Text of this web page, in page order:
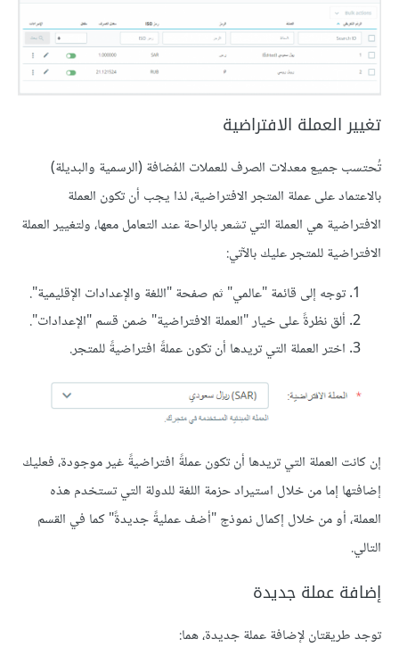
تغيير العملة الافتراضية
تُحتسب جميع معدلات الصرف للعملات المُضافة (الرسمية والبديلة)
بالاعتماد على عملة المتجر الافتراضية، لذا يجب أن تكون العملة
الافتراضية هي العملة التي تشعر بالراحة عند التعامل معها، ولتغيير العملة
الافتراضية للمتجر عليك بالآتي:
توجه إلى قائمة "عالمي" ثم صفحة "اللغة والإعدادات الإقليمية".
ألق نظرةً على خيار "العملة الافتراضية" ضمن قسم "الإعدادات".
اختر العملة التي تريدها أن تكون عملةً افتراضيةً للمتجر.
إن كانت العملة التي تريدها أن تكون عملةً افتراضيةً غير موجودة، فعليك
إضافتها إما من خلال استيراد حزمة اللغة للدولة التي تستخدم هذه
العملة، أو من خلال إكمال نموذج "أضف عمليةً جديدةً" كما في القسم
التالي.
إضافة عملة جديدة
توجد طريقتان لإضافة عملة جديدة، هما: